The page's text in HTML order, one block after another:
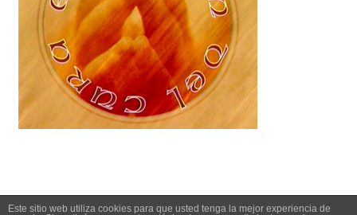
Este sitio web utiliza cookies para que usted tenga la mejor experiencia de